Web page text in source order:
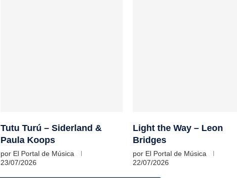
Tutu Turú – Siderland &
Paula Koops
por El Portal de Música
23/07/2026
Light the Way – Leon
Bridges
por El Portal de Música
22/07/2026